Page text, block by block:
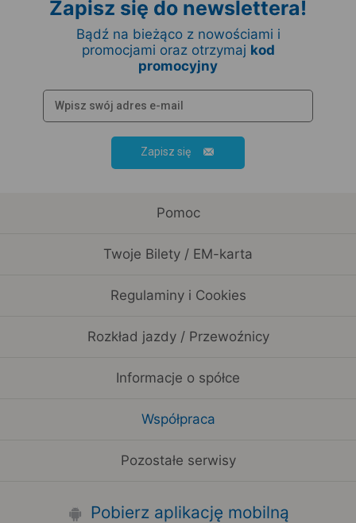
Zapisz się do newslettera!
Bądź na bieżąco z nowościami i
promocjami oraz otrzymaj kod
promocyjny
Zapisz się
Pomoc
Twoje Bilety / EM-karta
Regulaminy i Cookies
Rozkład jazdy / Przewoźnicy
Informacje o spółce
Współpraca
Pozostałe serwisy
Pobierz aplikację mobilną